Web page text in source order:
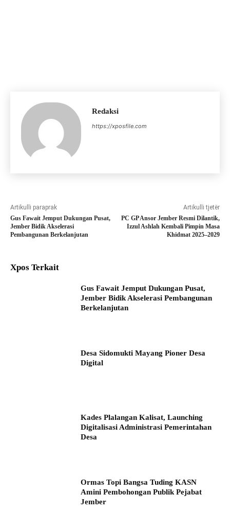
Redaksi
https://xposfile.com
Artikulli paraprak
Gus Fawait Jemput Dukungan Pusat,
Jember Bidik Akselerasi
Pembangunan Berkelanjutan
Artikulli tjetër
PC GP Ansor Jember Resmi Dilantik,
Izzul Ashlah Kembali Pimpin Masa
Khidmat 2025–2029
Xpos Terkait
Gus Fawait Jemput Dukungan Pusat,
Jember Bidik Akselerasi Pembangunan
Berkelanjutan
Desa Sidomukti Mayang Pioner Desa
Digital
Kades Plalangan Kalisat, Launching
Digitalisasi Administrasi Pemerintahan
Desa
Ormas Topi Bangsa Tuding KASN
Amini Pembohongan Publik Pejabat
Jember